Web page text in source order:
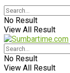
No Result
View All Result
No Result
View All Result